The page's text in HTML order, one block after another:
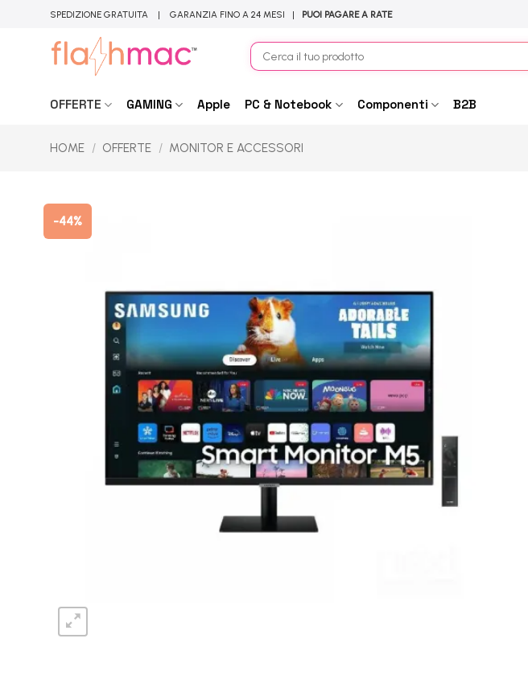
SPEDIZIONE GRATUITA | GARANZIA FINO A 24 MESI | PUOI PAGARE A RATE
Cerca:
OFFERTE GAMING Apple PC & Notebook Componenti B2B
HOME / OFFERTE / MONITOR E ACCESSORI
-44%